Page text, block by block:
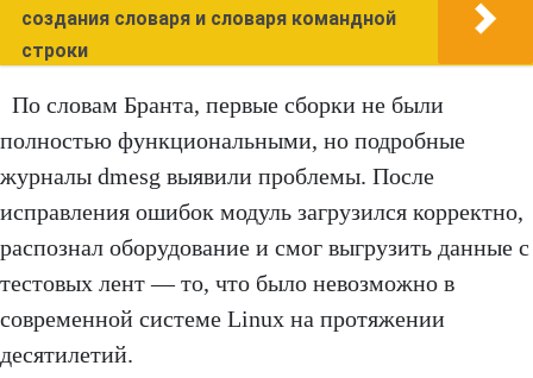
создания словаря и словаря командной
строки
По словам Бранта, первые сборки не были
полностью функциональными, но подробные
журналы dmesg выявили проблемы. После
исправления ошибок модуль загрузился корректно,
распознал оборудование и смог выгрузить данные с
тестовых лент — то, что было невозможно в
современной системе Linux на протяжении
десятилетий.